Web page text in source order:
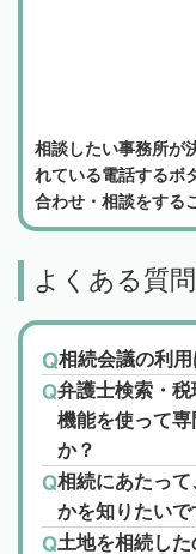
相談したい事務所が
れている電話するボ
合わせ・相談をする
よくある質問
相続会議の利
弁護士検索・
機能を使って
か？
相続にあたっ
かを知りたいで
土地を相続し